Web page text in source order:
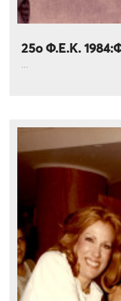
25ο Φ.Ε.Κ.
...